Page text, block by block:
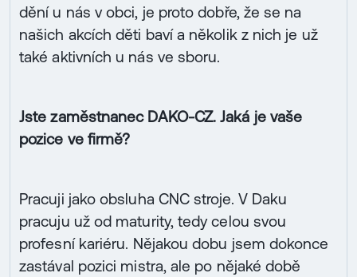
dění u nás v obci, je proto dobře, že se na
našich akcích děti baví a několik z nich je už
také aktivních u nás ve sboru.
Jste zaměstnanec DAKO-CZ. Jaká je vaše
pozice ve firmě?
Pracuji jako obsluha CNC stroje. V Daku
pracuju už od maturity, tedy celou svou
profesní kariéru. Nějakou dobu jsem dokonce
zastával pozici mistra, ale po nějaké době